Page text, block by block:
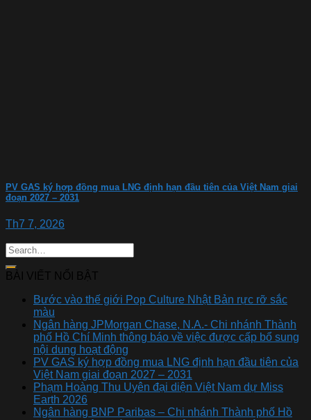
PV GAS ký hợp đồng mua LNG định hạn đầu tiên của Việt Nam giai
đoạn 2027 – 2031
Th7 7, 2026
BÀI VIẾT NỔI BẬT
Bước vào thế giới Pop Culture Nhật Bản rực rỡ sắc
màu
Ngân hàng JPMorgan Chase, N.A.- Chi nhánh Thành
phố Hồ Chí Minh thông báo về việc được cấp bổ sung
nội dung hoạt động
PV GAS ký hợp đồng mua LNG định hạn đầu tiên của
Việt Nam giai đoạn 2027 – 2031
Phạm Hoàng Thu Uyên đại diện Việt Nam dự Miss
Earth 2026
Ngân hàng BNP Paribas – Chi nhánh Thành phố Hồ